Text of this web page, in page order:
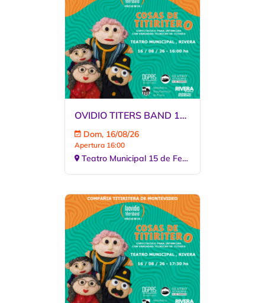
OVIDIO TITERS BAND 16.08 FUNCION 16:00
Dom, 16/08/26
Apertura 16:00
Teatro Municipal 15 de Febrero